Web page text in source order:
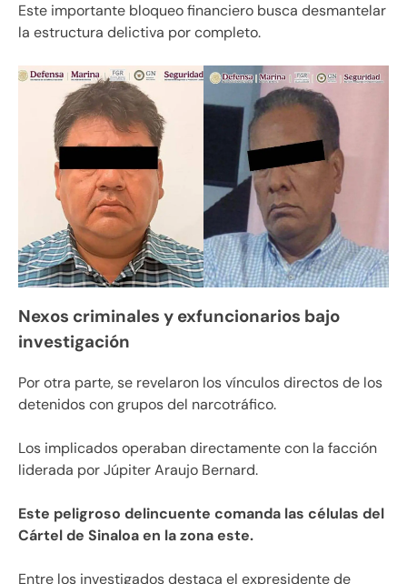
Este importante bloqueo financiero busca desmantelar
la estructura delictiva por completo.
Nexos criminales y exfuncionarios bajo
investigación
Por otra parte, se revelaron los vínculos directos de los
detenidos con grupos del narcotráfico.
Los implicados operaban directamente con la facción
liderada por Júpiter Araujo Bernard.
Este peligroso delincuente comanda las células del
Cártel de Sinaloa en la zona este.
Entre los investigados destaca el expresidente de